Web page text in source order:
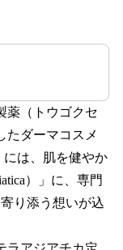
薬（トウゴクセ
たダーマコスメ
には、肌を健やか
）」に、専門
り添う想いが込